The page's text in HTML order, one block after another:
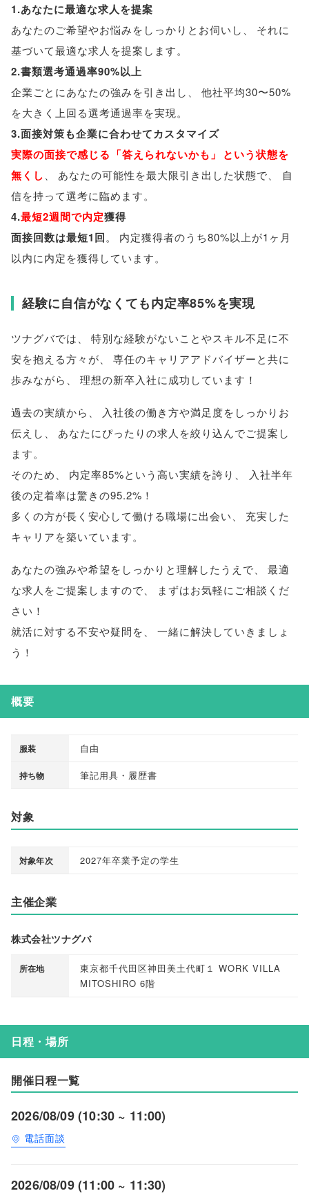
1.あなたに最適な求人を提案
あなたのご希望やお悩みをしっかりとお伺いし
それに
基づいて最適な求人を提案します。
2.書類選考通過率90%以上
企業ごとにあなたの強みを引き出し
他社平均30〜50%
を大きく上回る選考通過率を実現 。
3.面接対策も企業に合わせてカスタマイズ
実際の面接で感じる 「答えられないかも 」 という状態を
無くし
あなたの可能性を最大限引き出した状態で
自
信を持って選考に臨めます。
4.最短2週間で内定獲得
面接回数は最短1回。
内定獲得者のうち80%以上が1ヶ月
以内に内定を獲得しています。
経験に自信がなくても内定率85%を実現
ツナグバでは
特別な経験がないことやスキル不足に不
安を抱える方々が
専任のキャリアアドバイザーと共に
歩みながら
理想の新卒入社に成功しています！
過去の実績から
入社後の働き方や満足度をしっかりお
伝えし
あなたにぴったりの求人を絞り込んでご提案し
ます。
そのため
内定率85%という高い実績を誇り
入社半年
後の定着率は驚きの95.2%！
多くの方が長く安心して働ける職場に出会い
充実した
キャリアを築いています。
あなたの強みや希望をしっかりと理解したうえで
最適
な求人をご提案しますので
まずはお気軽にご相談くだ
さい！
就活に対する不安や疑問を
一緒に解決していきましょ
う！
概要
服装 自由
持ち物 筆記用具・履歴書
対象
対象年次 2027年卒業予定の学生
主催企業
株式会社ツナグバ
所在地
東京都千代田区神田美土代町１ WORK VILLA
MITOSHIRO 6階
日程・場所
開催日程一覧
2026/08/09 (10:30 ~ 11:00)
電話面談
2026/08/09 (11:00 ~ 11:30)